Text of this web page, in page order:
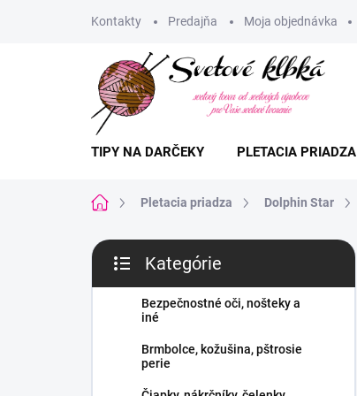
Kontakty Predajňa Moja objednávka
TIPY NA DARČEKY PLETACIA PRIADZA
DomovPletacia priadza Dolphin Star
B
č
kategórie
Kategórie
Bezpečnostné oči, nošteky a
iné
Brmbolce, kožušina, pštrosie
perie